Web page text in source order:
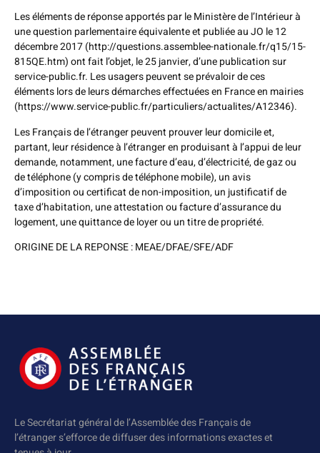
Les éléments de réponse apportés par le Ministère de l’Intérieur à
une question parlementaire équivalente et publiée au JO le 12
décembre 2017 (http://questions.assemblee-nationale.fr/q15/15-
815QE.htm) ont fait l’objet, le 25 janvier, d’une publication sur
service-public.fr. Les usagers peuvent se prévaloir de ces
éléments lors de leurs démarches effectuées en France en mairies
(https://www.service-public.fr/particuliers/actualites/A12346).
Les Français de l’étranger peuvent prouver leur domicile et,
partant, leur résidence à l’étranger en produisant à l’appui de leur
demande, notamment, une facture d’eau, d’électricité, de gaz ou
de téléphone (y compris de téléphone mobile), un avis
d’imposition ou certificat de non-imposition, un justificatif de
taxe d’habitation, une attestation ou facture d’assurance du
logement, une quittance de loyer ou un titre de propriété.
ORIGINE DE LA REPONSE : MEAE/DFAE/SFE/ADF
Le Secrétariat général de l’Assemblée des Français de
l’étranger s’efforce de diffuser des informations exactes et